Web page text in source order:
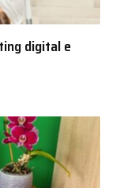
digital e